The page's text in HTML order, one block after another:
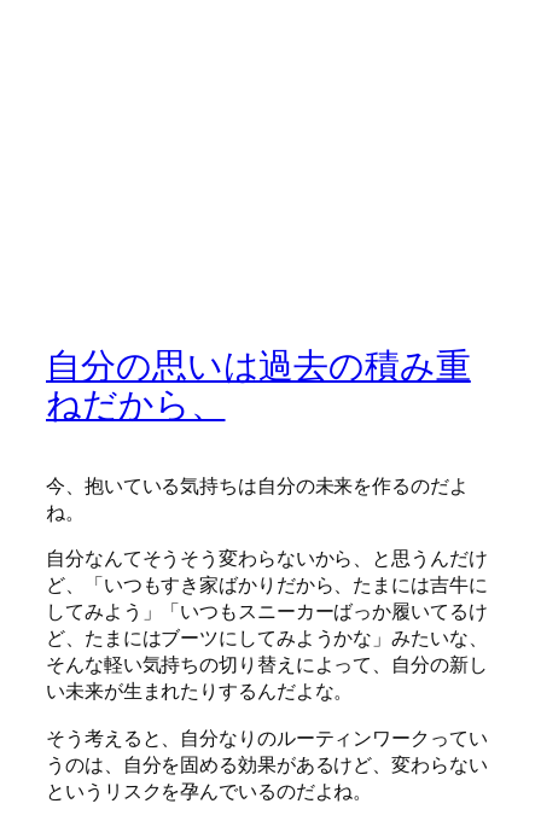
自分の思いは過去の積み重
ねだから、
今、抱いている気持ちは自分の未来を作るのだよ
ね。
自分なんてそうそう変わらないから、と思うんだけ
ど、「いつもすき家ばかりだから、たまには吉牛に
してみよう」「いつもスニーカーばっか履いてるけ
ど、たまにはブーツにしてみようかな」みたいな、
そんな軽い気持ちの切り替えによって、自分の新し
い未来が生まれたりするんだよな。
そう考えると、自分なりのルーティンワークってい
うのは、自分を固める効果があるけど、変わらない
というリスクを孕んでいるのだよね。